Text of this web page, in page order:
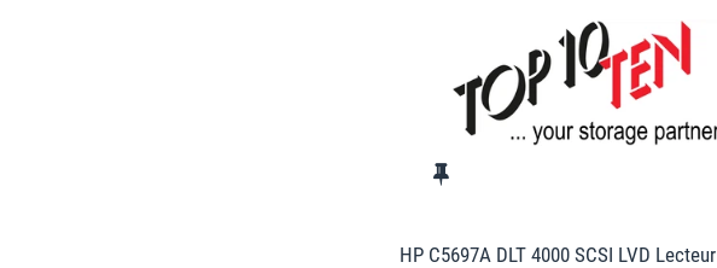
HP C5697A DLT 4000 SCSI LVD Lecteur